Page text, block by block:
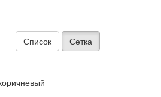
Список Сетка